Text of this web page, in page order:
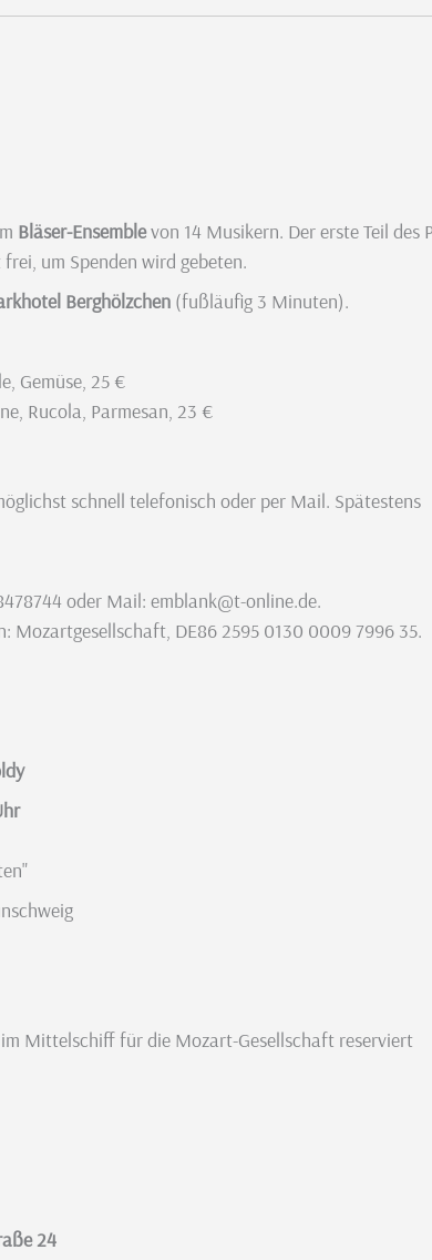
Bläser-Ensemblevon 14 Musikern. Der erste Teil des
um Spenden wird gebeten.
Berghölzchen (fußläufig 3 Minuten).
Gemüse, 25 €
Rucola, Parmesan, 23 €
schnell telefonisch oder per Mail. Spätestens
oder Mail: emblank@t-online.de.
Mozartgesellschaft, DE86 2595 0130 0009 7996 35.
Mittelschiff für die Mozart-Gesellschaft reserviert
24